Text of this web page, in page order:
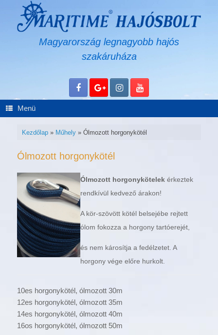
content
Magyarország legnagyobb hajós
szakáruháza
Menü
Kezdőlap» Műhely» Ólmozott horgonykötél
Ólmozott horgonykötél
Ólmozott horgonykötelek érkeztek
rendkívül kedvező árakon!
A kör-szövött kötél belsejébe rejtett
ólom fokozza a horgony tartóerejét,
és nem károsítja a fedélzetet. A
horgony vége előre hurkolt.
10es horgonykötél, ólmozott 30m
12es horgonykötél, ólmozott 35m
14es horgonykötél, ólmozott 40m
16os horgonykötél, ólmozott 50m